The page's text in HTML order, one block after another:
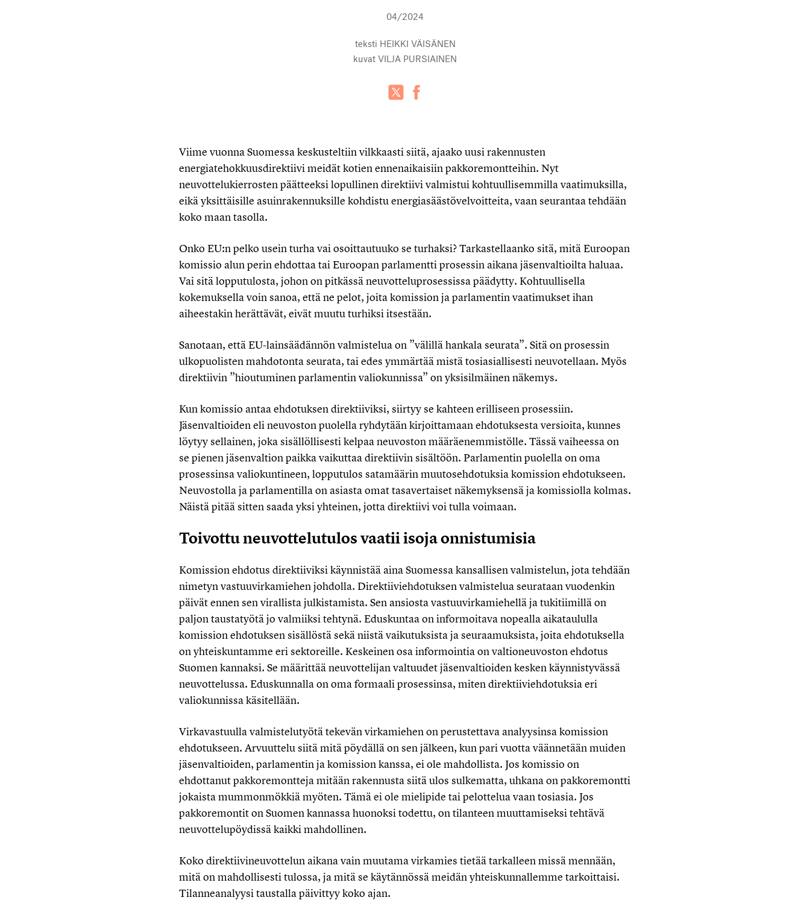
04/2024
teksti HEIKKI VÄISÄNEN
kuvat VILJA PURSIAINEN
Viime vuonna Suomessa keskusteltiin vilkkaasti siitä, ajaako uusi rakennusten
energiatehokkuusdirektiivi meidät kotien ennenaikaisiin pakkoremontteihin. Nyt
neuvottelukierrosten päätteeksi lopullinen direktiivi valmistui kohtuullisemmilla vaatimuksilla,
eikä yksittäisille asuinrakennuksille kohdistu energiasäästövelvoitteita, vaan seurantaa tehdään
koko maan tasolla.
Onko EU:n pelko usein turha vai osoittautuuko se turhaksi? Tarkastellaanko sitä, mitä Euroopan
komissio alun perin ehdottaa tai Euroopan parlamentti prosessin aikana jäsenvaltioilta haluaa.
Vai sitä lopputulosta, johon on pitkässä neuvotteluprosessissa päädytty. Kohtuullisella
kokemuksella voin sanoa, että ne pelot, joita komission ja parlamentin vaatimukset ihan
aiheestakin herättävät, eivät muutu turhiksi itsestään.
Sanotaan, että EU-lainsäädännön valmistelua on ”välillä hankala seurata”. Sitä on prosessin
ulkopuolisten mahdotonta seurata, tai edes ymmärtää mistä tosiasiallisesti neuvotellaan. Myös
direktiivin ”hioutuminen parlamentin valiokunnissa” on yksisilmäinen näkemys.
Kun komissio antaa ehdotuksen direktiiviksi, siirtyy se kahteen erilliseen prosessiin.
Jäsenvaltioiden eli neuvoston puolella ryhdytään kirjoittamaan ehdotuksesta versioita, kunnes
löytyy sellainen, joka sisällöllisesti kelpaa neuvoston määräenemmistölle. Tässä vaiheessa on
se pienen jäsenvaltion paikka vaikuttaa direktiivin sisältöön. Parlamentin puolella on oma
prosessinsa valiokuntineen, lopputulos satamäärin muutosehdotuksia komission ehdotukseen.
Neuvostolla ja parlamentilla on asiasta omat tasavertaiset näkemyksensä ja komissiolla kolmas.
Näistä pitää sitten saada yksi yhteinen, jotta direktiivi voi tulla voimaan.
Toivottu neuvottelutulos vaatii isoja onnistumisia
Komission ehdotus direktiiviksi käynnistää aina Suomessa kansallisen valmistelun, jota tehdään
nimetyn vastuuvirkamiehen johdolla. Direktiiviehdotuksen valmistelua seurataan vuodenkin
päivät ennen sen virallista julkistamista. Sen ansiosta vastuuvirkamiehellä ja tukitiimillä on
paljon taustatyötä jo valmiiksi tehtynä. Eduskuntaa on informoitava nopealla aikataululla
komission ehdotuksen sisällöstä sekä niistä vaikutuksista ja seuraamuksista, joita ehdotuksella
on yhteiskuntamme eri sektoreille. Keskeinen osa informointia on valtioneuvoston ehdotus
Suomen kannaksi. Se määrittää neuvottelijan valtuudet jäsenvaltioiden kesken käynnistyvässä
neuvottelussa. Eduskunnalla on oma formaali prosessinsa, miten direktiiviehdotuksia eri
valiokunnissa käsitellään.
Virkavastuulla valmistelutyötä tekevän virkamiehen on perustettava analyysinsa komission
ehdotukseen. Arvuuttelu siitä mitä pöydällä on sen jälkeen, kun pari vuotta väännetään muiden
jäsenvaltioiden, parlamentin ja komission kanssa, ei ole mahdollista. Jos komissio on
ehdottanut pakkoremontteja mitään rakennusta siitä ulos sulkematta, uhkana on pakkoremontti
jokaista mummonmökkiä myöten. Tämä ei ole mielipide tai pelottelua vaan tosiasia. Jos
pakkoremontit on Suomen kannassa huonoksi todettu, on tilanteen muuttamiseksi tehtävä
neuvottelupöydissä kaikki mahdollinen.
Koko direktiivineuvottelun aikana vain muutama virkamies tietää tarkalleen missä mennään,
mitä on mahdollisesti tulossa, ja mitä se käytännössä meidän yhteiskunnallemme tarkoittaisi.
Tilanneanalyysi taustalla päivittyy koko ajan.